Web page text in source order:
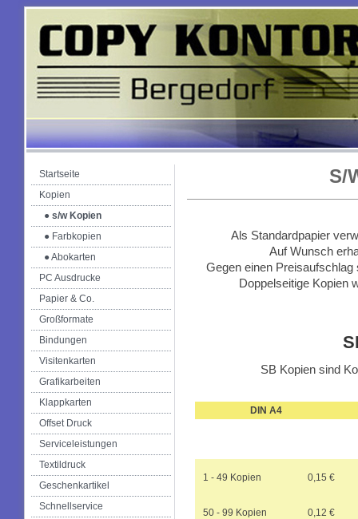
Startseite
Kopien
● s/w Kopien
● Farbkopien
● Abokarten
PC Ausdrucke
Papier & Co.
Großformate
Bindungen
Visitenkarten
Grafikarbeiten
Klappkarten
Offset Druck
Serviceleistungen
Textildruck
Geschenkartikel
Schnellservice
S/
Als Standardpapier
Auf Wunsch
Gegen einen
Doppelseitige Kopien
SB Kopien sind
DIN A4
1 - 49 Kopien 0,15 €
50 - 99 Kopien 0,12 €